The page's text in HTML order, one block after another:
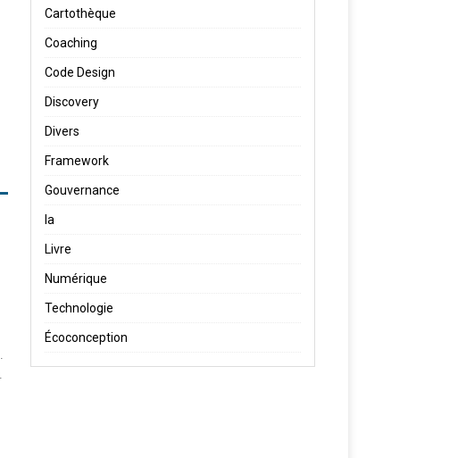
Cartothèque
Coaching
Code Design
Discovery
Divers
Framework
Gouvernance
Ia
Livre
Numérique
Technologie
Écoconception